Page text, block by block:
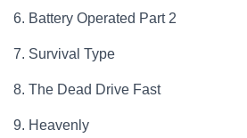
6. Battery Operated Part 2
7. Survival Type
8. The Dead Drive Fast
9. Heavenly